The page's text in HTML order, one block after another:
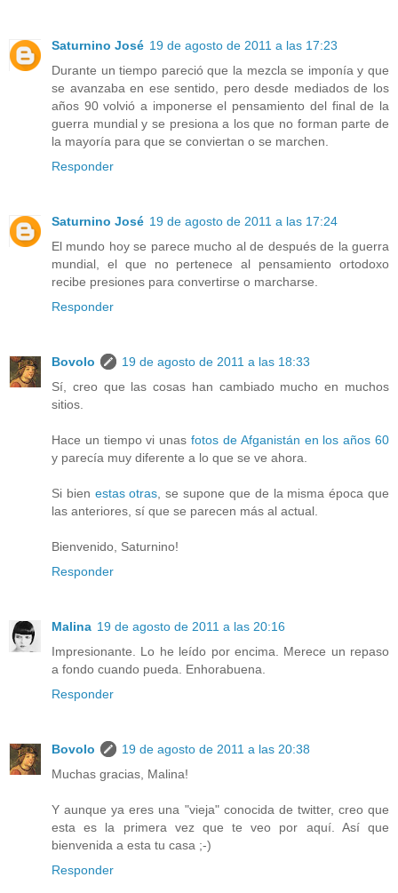
Saturnino José 19 de agosto de 2011 a las 17:23
Durante un tiempo pareció que la mezcla se imponía y que
se avanzaba en ese sentido, pero desde mediados de los
años 90 volvió a imponerse el pensamiento del final de la
guerra mundial y se presiona a los que no forman parte de
la mayoría para que se conviertan o se marchen.
Responder
Saturnino José 19 de agosto de 2011 a las 17:24
El mundo hoy se parece mucho al de después de la guerra
mundial, el que no pertenece al pensamiento ortodoxo
recibe presiones para convertirse o marcharse.
Responder
Bovolo
19 de agosto de 2011 a las 18:33
Sí, creo que las cosas han cambiado mucho en muchos
sitios.
Hace un tiempo vi unasfotos de Afganistán en los años 60
y parecía muy diferente a lo que se ve ahora.
Si bien estas otras , se supone que de la misma época que
las anteriores, sí que se parecen más al actual.
Bienvenido, Saturnino!
Responder
Malina 19 de agosto de 2011 a las 20:16
Impresionante. Lo he leído por encima. Merece un repaso
a fondo cuando pueda. Enhorabuena.
Responder
Bovolo
19 de agosto de 2011 a las 20:38
Muchas gracias, Malina!
Y aunque ya eres una "vieja" conocida de twitter, creo que
esta es la primera vez que te veo por aquí. Así que
bienvenida a esta tu casa ;-)
Responder